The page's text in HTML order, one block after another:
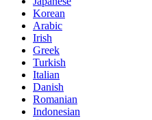
Korean
Arabic
Irish
Greek
Turkish
Italian
Danish
Romanian
Indonesian